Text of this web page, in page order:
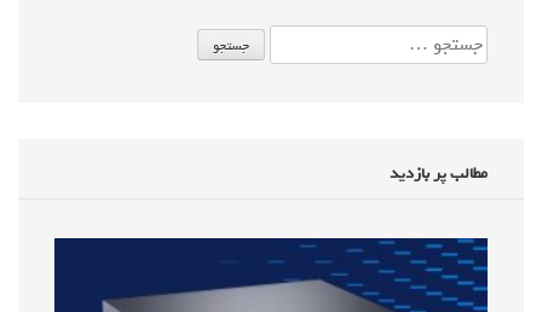
مطالب پر بازدید